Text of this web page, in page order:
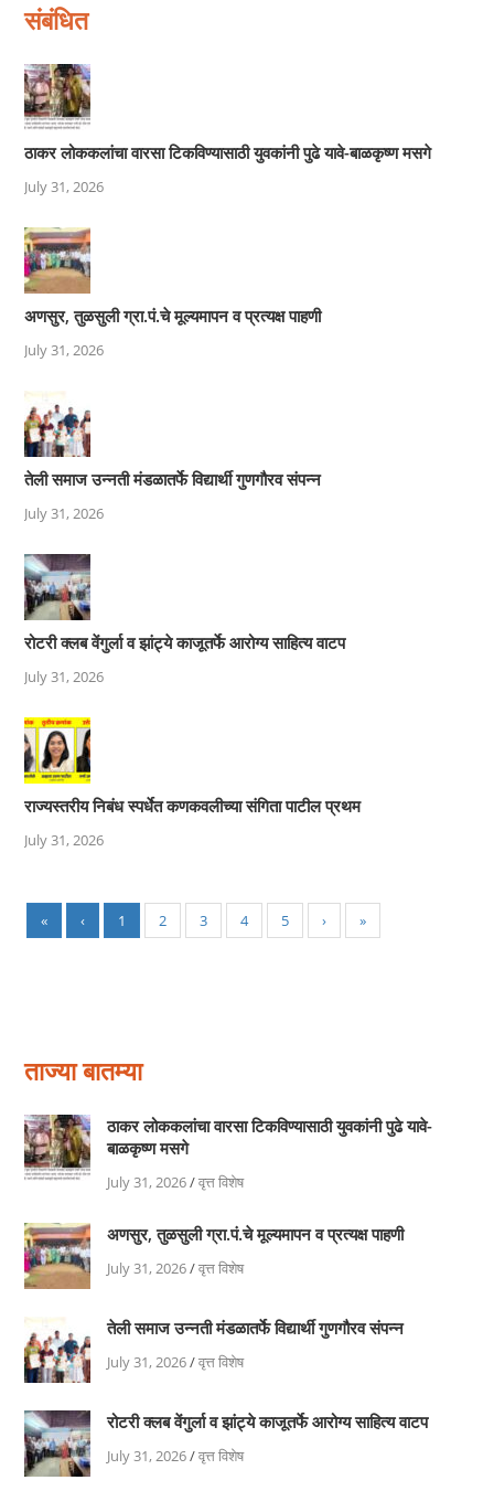
संबंधित
ठाकर लोककलांचा वारसा टिकविण्यासाठी युवकांनी पुढे यावे-बाळकृष्ण मसगे
July 31, 2026
अणसुर, तुळसुली ग्रा.पं.चे मूल्यमापन व प्रत्यक्ष पाहणी
July 31, 2026
तेली समाज उन्नती मंडळातर्फे विद्यार्थी गुणगौरव संपन्न
July 31, 2026
रोटरी क्लब वेंगुर्ला व झांट्ये काजूतर्फे आरोग्य साहित्य वाटप
July 31, 2026
राज्यस्तरीय निबंध स्पर्धेत कणकवलीच्या संगिता पाटील प्रथम
July 31, 2026
« ‹ 1 2 3 4 5 › »
ताज्या बातम्या
ठाकर लोककलांचा वारसा टिकविण्यासाठी युवकांनी पुढे यावे-
बाळकृष्ण मसगे
July 31, 2026/वृत्त विशेष
अणसुर, तुळसुली ग्रा.पं.चे मूल्यमापन व प्रत्यक्ष पाहणी
July 31, 2026/वृत्त विशेष
तेली समाज उन्नती मंडळातर्फे विद्यार्थी गुणगौरव संपन्न
July 31, 2026/वृत्त विशेष
रोटरी क्लब वेंगुर्ला व झांट्ये काजूतर्फे आरोग्य साहित्य वाटप
July 31, 2026/वृत्त विशेष